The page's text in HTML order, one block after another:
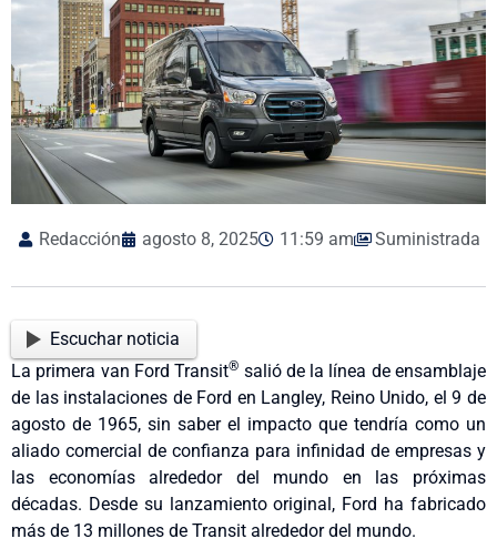
Redacción agosto 8, 2025 11:59 am Suministrada
Escuchar noticia
La primera van Ford Transit® salió de la línea de ensamblaje
de las instalaciones de Ford en Langley, Reino Unido, el 9 de
agosto de 1965, sin saber el impacto que tendría como un
aliado comercial de confianza para infinidad de empresas y
las economías alrededor del mundo en las próximas
décadas. Desde su lanzamiento original, Ford ha fabricado
más de 13 millones de Transit alrededor del mundo.